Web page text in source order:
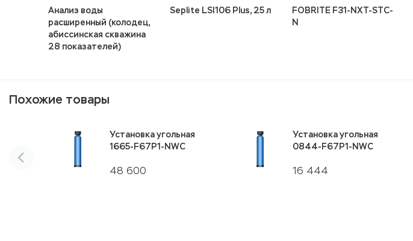
Анализ воды
расширенный (колодец,
абиссинская скважина
28 показателей)
Seplite LSI106 Plus, 25 л
FOBRITE F31-NXT-STC-
N
Похожие товары
48 600
Установка угольная
1665-F67P1-NWC
16 444
Установка угольная
0844-F67P1-NWC